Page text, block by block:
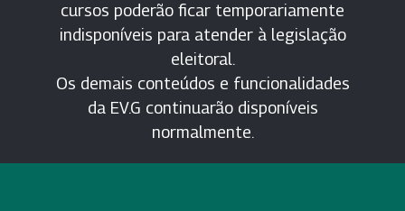
cursos poderão ficar temporariamente
indisponíveis para atender à legislação
eleitoral.
Os demais conteúdos e funcionalidades
da EV.G continuarão disponíveis
normalmente.